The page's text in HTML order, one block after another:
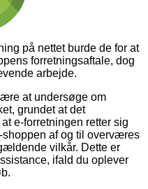
på nettet burde de for at
forretningsaftale, dog
arbejde.
at undersøge om
grundet at det
e-forretningen retter sig
shoppen af og til overværes
vilkår. Dette er
ifald du oplever